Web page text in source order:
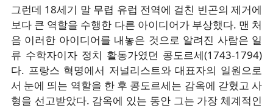
그런데 18세기 말 무렵 유럽 전역에 걸친 빈곤의 제거에
보다 큰 역할을 수행한 다른 아이디어가 부상했다. 맨 처
음 이러한 아이디어를 내놓은 것으로 알려진 사람은 일
류 수학자이자 정치 활동가였던 콩도르세(1743-1794)
다. 프랑스 혁명에서 저널리스트와 대표자의 일원으로
서 눈에 띄는 역할을 한 후 콩도르세는 감옥에 갇혔고 사
형을 선고받았다. 감옥에 있는 동안 그는 가장 체계적인